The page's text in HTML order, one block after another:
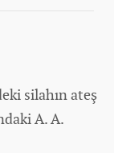
silahın ateş
A. A.